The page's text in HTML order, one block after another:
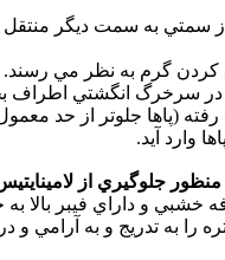
(پاها جلوتر از حد
وارد آيد.
جلوگيري از
را به تدريج و به آرامي و